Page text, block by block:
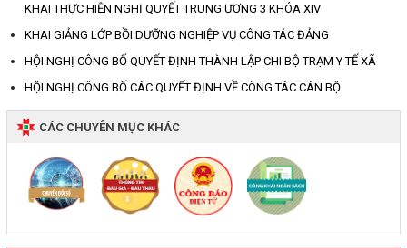
KHAI THỰC HIỆN NGHỊ QUYẾT TRUNG ƯƠNG 3 KHÓA XIV
KHAI GIẢNG LỚP BỒI DƯỠNG NGHIỆP VỤ CÔNG TÁC ĐẢNG
HỘI NGHỊ CÔNG BỐ QUYẾT ĐỊNH THÀNH LẬP CHI BỘ TRẠM Y TẾ XÃ
HỘI NGHỊ CÔNG BỐ CÁC QUYẾT ĐỊNH VỀ CÔNG TÁC CÁN BỘ
CÁC CHUYÊN MỤC KHÁC